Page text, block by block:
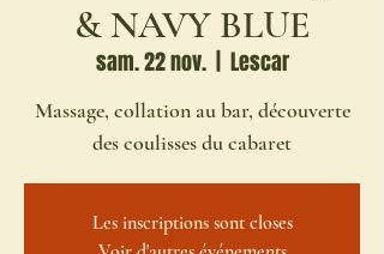
& NAVY BLUE
sam. 22 nov.
  |
Lescar
Massage, collation au bar, découverte
des coulisses du cabaret
Les inscriptions sont closes